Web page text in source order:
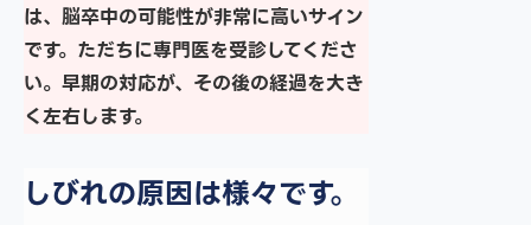
は、脳卒中の可能性が非常に高いサイン
です。ただちに専門医を受診してくださ
い。早期の対応が、その後の経過を大き
く左右します。
しびれの原因は様々です。